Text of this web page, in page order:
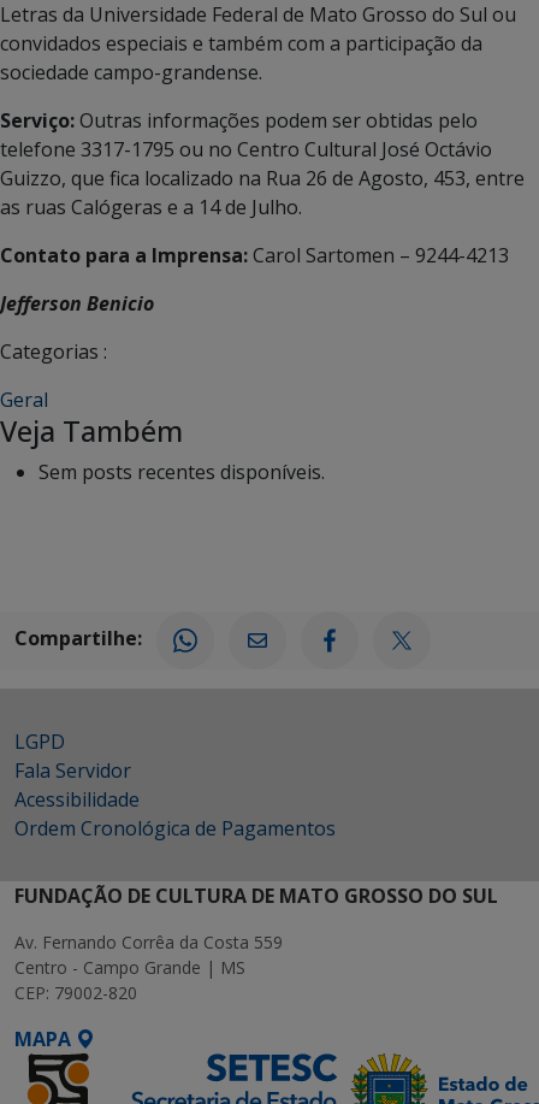
Letras da Universidade Federal de Mato Grosso do Sul ou
convidados especiais e também com a participação da
sociedade campo-grandense.
Serviço:Outras informações podem ser obtidas pelo
telefone 3317-1795 ou no Centro Cultural José Octávio
Guizzo, que fica localizado na Rua 26 de Agosto, 453, entre
as ruas Calógeras e a 14 de Julho.
Contato para a Imprensa:Carol Sartomen – 9244-4213
Jefferson Benicio
Categorias :
Geral
Veja Também
Sem posts recentes disponíveis.
Compartilhe:
LGPD
Fala Servidor
Acessibilidade
Ordem Cronológica de Pagamentos
FUNDAÇÃO DE CULTURA DE MATO GROSSO DO SUL
Av. Fernando Corrêa da Costa 559
Centro - Campo Grande | MS
CEP: 79002-820
MAPA